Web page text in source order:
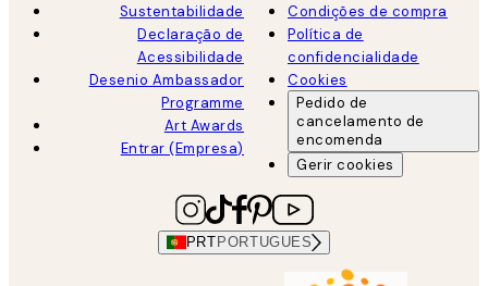
Sustentabilidade
Declaração de
Acessibilidade
Desenio Ambassador
Programme
Art Awards
Entrar (Empresa)
Condições de compra
Política de
confidencialidade
Cookies
Pedido de
cancelamento de
encomenda
Gerir cookies
PRT PORTUGUES